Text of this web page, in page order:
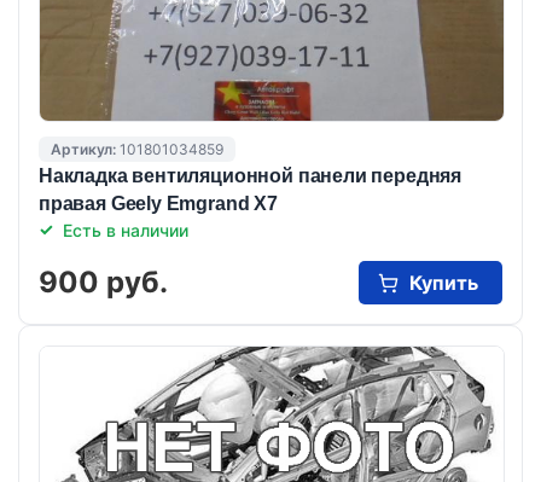
Артикул: 101801034859
Накладка вентиляционной панели передняя
правая Geely Emgrand X7
Есть в наличии
900 руб. Купить